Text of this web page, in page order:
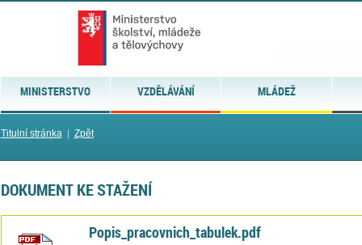
MINISTERSTVO VZDĚLÁVÁNÍ MLÁDEŽ
Titulní stránka| Zpět
DOKUMENT KE STAŽENÍ
Popis_pracovnich_tabulek.pdf